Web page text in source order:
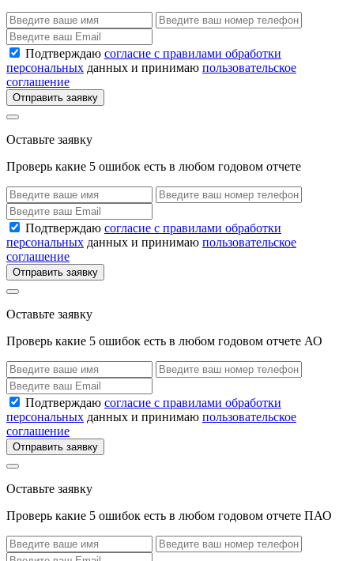
Подтверждаю согласие с правилами обработки
персональных данных и принимаю пользовательское
соглашение
Отправить заявку
Оставьте заявку
Проверь какие 5 ошибок есть в любом годовом отчете
Подтверждаю согласие с правилами обработки
персональных данных и принимаю пользовательское
соглашение
Отправить заявку
Оставьте заявку
Проверь какие 5 ошибок есть в любом годовом отчете АО
Подтверждаю согласие с правилами обработки
персональных данных и принимаю пользовательское
соглашение
Отправить заявку
Оставьте заявку
Проверь какие 5 ошибок есть в любом годовом отчете ПАО